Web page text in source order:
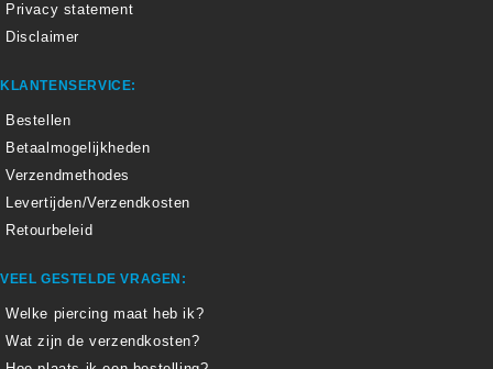
Privacy statement
Disclaimer
KLANTENSERVICE:
Bestellen
Betaalmogelijkheden
Verzendmethodes
Levertijden/Verzendkosten
Retourbeleid
VEEL GESTELDE VRAGEN:
Welke piercing maat heb ik?
Wat zijn de verzendkosten?